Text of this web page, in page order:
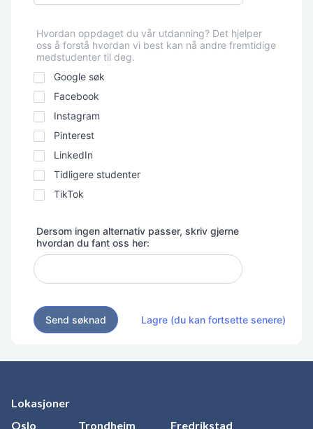
Hvordan oppdaget du vår utdanning?
Hvordan oppdaget du vår utdanning? Det hjelper
oss å forstå hvordan vi best kan nå andre fremtidige
medstudenter til deg.
Google søk
Facebook
Instagram
Pinterest
LinkedIn
Tidligere studenter
TikTok
Dersom ingen alternativ passer, skriv gjerne
hvordan du fant oss her:
Send søknad Lagre (du kan fortsette senere)
Lokasjoner
Oslo
Trondheim Fredrikstad